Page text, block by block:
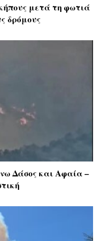
μετά τη φωτιά
δρόμους
Δάσος και Αφαία –